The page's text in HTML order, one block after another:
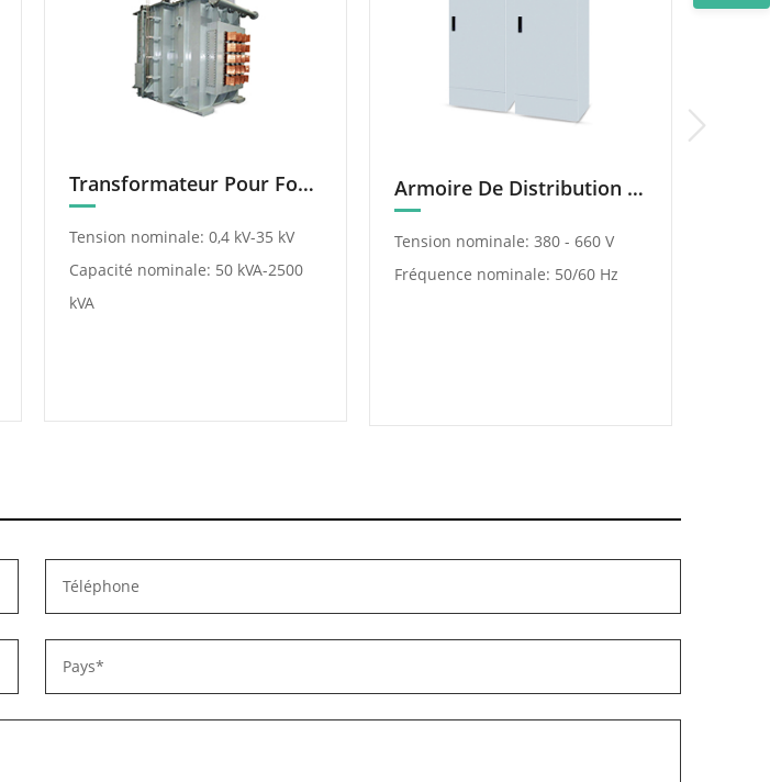
Transformateur Pour Four Électrique
Tension nominale: 0,4 kV-35 kV
Capacité nominale: 50 kVA-2500
kVA
Armoire De Distribution D’Énergie XL-21
Tension nominale: 380 - 660 V
Fréquence nominale: 50/60 Hz